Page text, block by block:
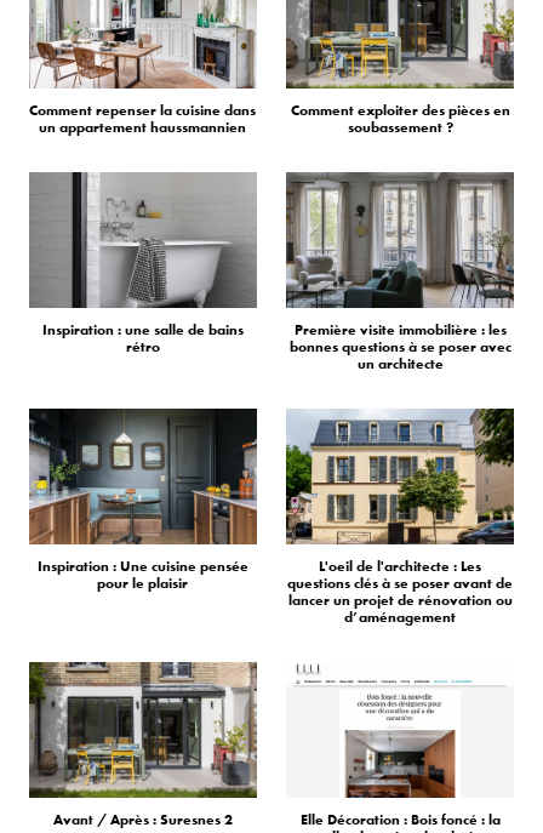
Comment repenser la cuisine dans
un appartement haussmannien
Comment exploiter des pièces en
soubassement ?
Inspiration : une salle de bains
rétro
Première visite immobilière : les
bonnes questions à se poser avec
un architecte
Inspiration : Une cuisine pensée
pour le plaisir
L'oeil de l'architecte : Les
questions clés à se poser avant de
lancer un projet de rénovation ou
d’aménagement
Avant / Après : Suresnes 2
Elle Décoration : Bois foncé : la